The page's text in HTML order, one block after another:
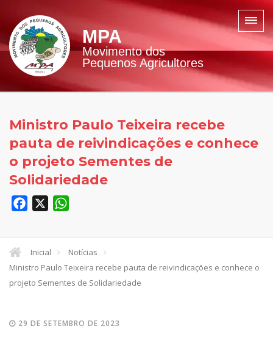
MPA
Movimento dos
Pequenos Agricultores
Ministro Paulo Teixeira recebe
pauta de reivindicações e conhece
o projeto Sementes de
Solidariedade
Facebook
Inicial
Notícias
Ministro Paulo Teixeira recebe pauta de reivindicações e conhece o
projeto Sementes de Solidariedade
29 DE SETEMBRO DE 2023